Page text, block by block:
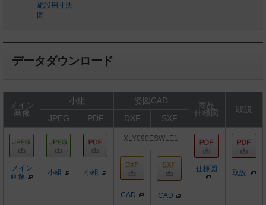
施設用寸法
図
データダウンロード
メイン
画像
小組 姿図CAD
商品
仕様図
取説
JPEG
PDF DXF SXF
メイン
画像
小組 小組
XLY090ESWLE1
仕様図 取説
CAD CAD